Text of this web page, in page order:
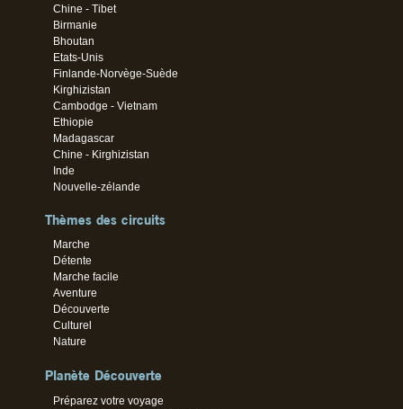
Chine - Tibet
Birmanie
Bhoutan
Etats-Unis
Finlande-Norvège-Suède
Kirghizistan
Cambodge - Vietnam
Ethiopie
Madagascar
Chine - Kirghizistan
Inde
Nouvelle-zélande
Thèmes des circuits
Marche
Détente
Marche facile
Aventure
Découverte
Culturel
Nature
Planète Découverte
Préparez votre voyage